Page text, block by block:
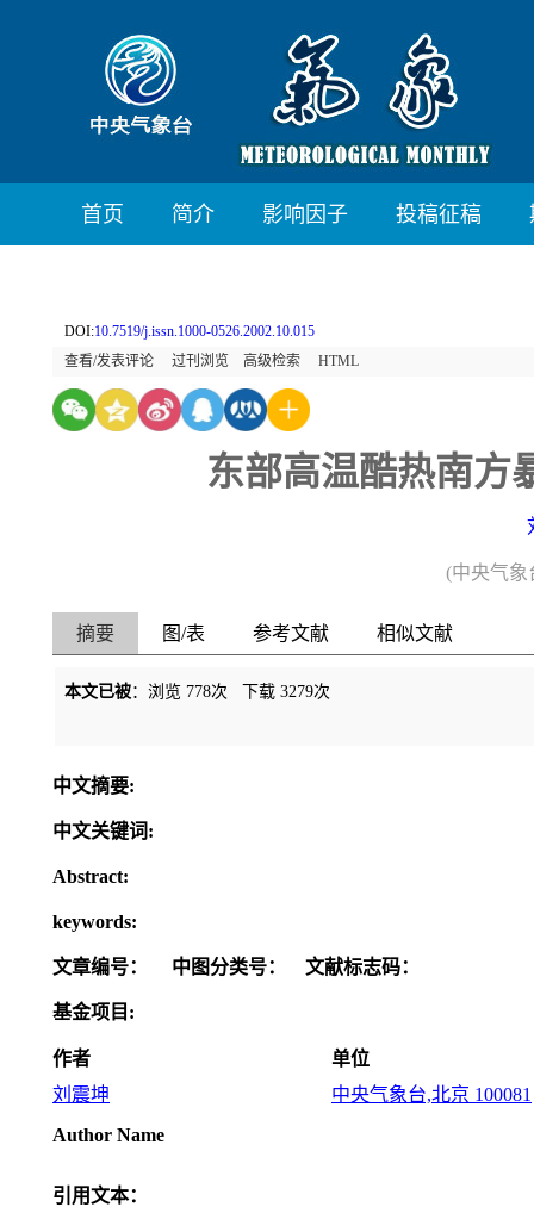
首页 简介 影响因子 投稿征稿
DOI:10.7519/j.issn.1000-0526.2002.10.015
查看/发表评论
过刊浏览 高级检索 HTML
东部高温酷热南
(中央气象
摘要 图/表 参考文献 相似文献
本文已被：浏览 778次 下载 3279次
中文摘要:
中文关键词:
Abstract:
keywords:
文章编号： 中图分类号： 文献标志码：
基金项目:
作者
单位
刘震坤
中央气象台,北京 100081
Author Name
引用文本：